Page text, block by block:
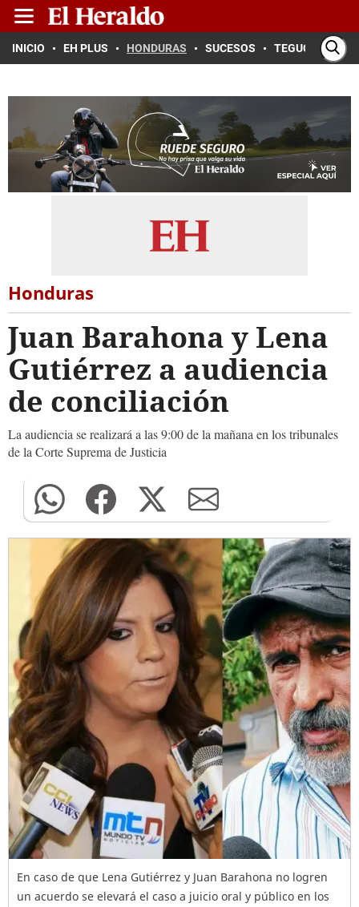
INICIO EH PLUS HONDURAS SUCESOS TEGUCIGALPA
Honduras
Juan Barahona y Lena
Gutiérrez a audiencia
de conciliación
La audiencia se realizará a las 9:00 de la mañana en los tribunales
de la Corte Suprema de Justicia
En caso de que Lena Gutiérrez y Juan Barahona no logren
un acuerdo se elevará el caso a juicio oral y público en los